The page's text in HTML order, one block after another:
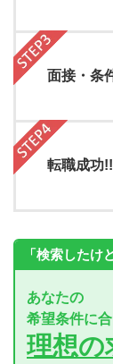
面接・条
転職成功!!
「検索したけ
あなたの
希望条件に合
理想の